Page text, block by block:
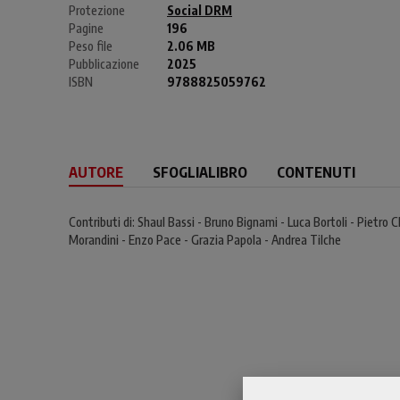
Protezione
Social DRM
Pagine
196
Peso file
2.06 MB
Pubblicazione
2025
ISBN
9788825059762
AUTORE SFOGLIALIBRO CONTENUTI
Contributi di: Shaul Bassi - Bruno Bignami - Luca Bortoli - Pietro
Morandini - Enzo Pace - Grazia Papola - Andrea Tilche